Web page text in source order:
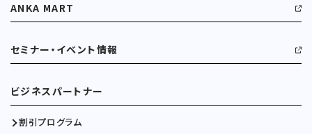
ANKA MART
セミナー・イベント情報
ビジネスパートナー
割引プログラム